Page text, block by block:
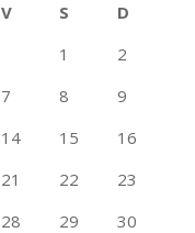
V S
D
1
2
7 8
9
14 15
16
21 22
23
28 29
30